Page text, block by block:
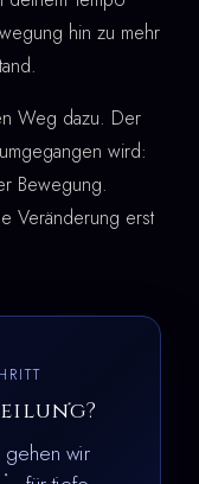
hin zu mehr
Weg dazu. Der
wird:
Bewegung.
Veränderung erst
gehen wir